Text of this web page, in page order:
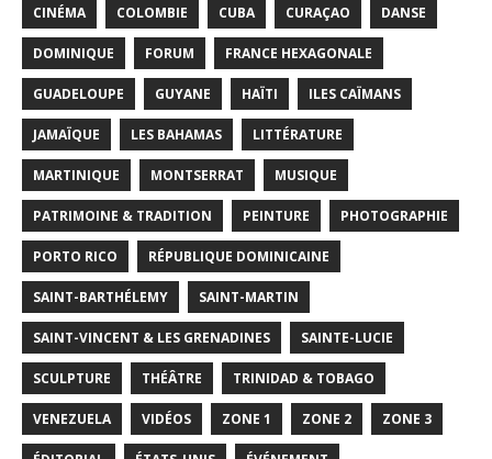
CINÉMA COLOMBIE CUBA CURAÇAO DANSE
DOMINIQUE FORUM FRANCE HEXAGONALE
GUADELOUPE GUYANE HAÏTI ILES CAÏMANS
JAMAÏQUE LES BAHAMAS LITTÉRATURE
MARTINIQUE MONTSERRAT MUSIQUE
PATRIMOINE & TRADITION PEINTURE PHOTOGRAPHIE
PORTO RICO RÉPUBLIQUE DOMINICAINE
SAINT-BARTHÉLEMY SAINT-MARTIN
SAINT-VINCENT & LES GRENADINES SAINTE-LUCIE
SCULPTURE THÉÂTRE TRINIDAD & TOBAGO
VENEZUELA VIDÉOS ZONE 1 ZONE 2 ZONE 3